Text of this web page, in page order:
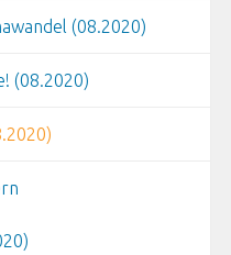
(08.2020)
(08.2020)